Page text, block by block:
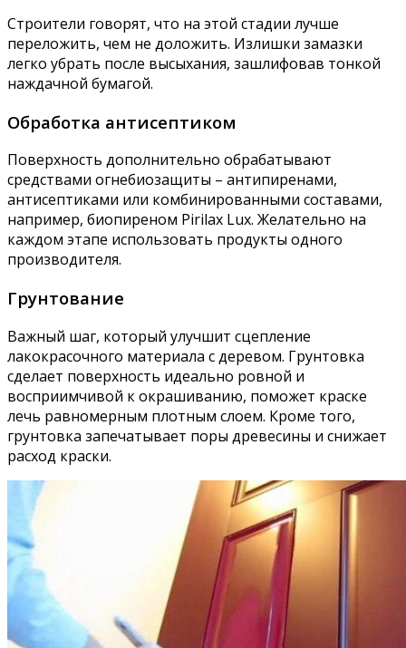
Строители говорят, что на этой стадии лучше
переложить, чем не доложить. Излишки замазки
легко убрать после высыхания, зашлифовав тонкой
наждачной бумагой.
Обработка антисептиком
Поверхность дополнительно обрабатывают
средствами огнебиозащиты – антипиренами,
антисептиками или комбинированными составами,
например, биопиреном Pirilax Lux. Желательно на
каждом этапе использовать продукты одного
производителя.
Грунтование
Важный шаг, который улучшит сцепление
лакокрасочного материала с деревом. Грунтовка
сделает поверхность идеально ровной и
восприимчивой к окрашиванию, поможет краске
лечь равномерным плотным слоем. Кроме того,
грунтовка запечатывает поры древесины и снижает
расход краски.